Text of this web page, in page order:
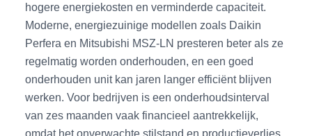
hogere energiekosten en verminderde capaciteit.
Moderne, energiezuinige modellen zoals Daikin
Perfera en Mitsubishi MSZ-LN presteren beter als ze
regelmatig worden onderhouden, en een goed
onderhouden unit kan jaren langer efficiënt blijven
werken. Voor bedrijven is een onderhoudsinterval
van zes maanden vaak financieel aantrekkelijk,
omdat het onverwachte stilstand en productieverlies